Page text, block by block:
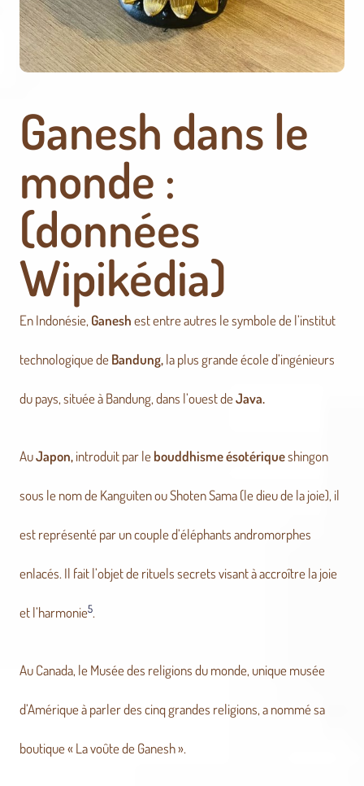
Ganesh dans le
monde :
(données
Wipikédia)
En Indonésie,Ganeshest entre autres le symbole de l’institut
technologique deBandung,la plus grande école d’ingénieurs
du pays, située à Bandung, dans l’ouest deJava.
AuJapon,introduit par lebouddhisme ésotériqueshingon
sous le nom de Kanguiten ou Shoten Sama (le dieu de la joie), il
est représenté par un couple d’éléphants andromorphes
enlacés. Il fait l’objet de rituels secrets visant à accroître la joie
et l’harmonie5.
Au Canada, le Musée des religions du monde, unique musée
d’Amérique à parler des cinq grandes religions, a nommé sa
boutique « La voûte de Ganesh ».